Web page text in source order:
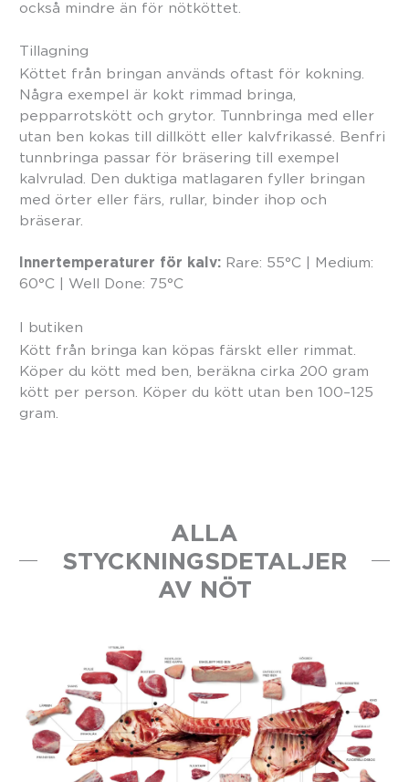
också mindre än för nötköttet.
Tillagning
Köttet från bringan används oftast för kokning.
Några exempel är kokt rimmad bringa,
pepparrotskött och grytor. Tunnbringa med eller
utan ben kokas till dillkött eller kalvfrikassé. Benfri
tunnbringa passar för bräsering till exempel
kalvrulad. Den duktiga matlagaren fyller bringan
med örter eller färs, rullar, binder ihop och
bräserar.
Innertemperaturer för kalv: Rare: 55°C | Medium:
60°C | Well Done: 75°C
I butiken
Kött från bringa kan köpas färskt eller rimmat.
Köper du kött med ben, beräkna cirka 200 gram
kött per person. Köper du kött utan ben 100–125
gram.
ALLA
STYCKNINGSDETALJER
AV NÖT